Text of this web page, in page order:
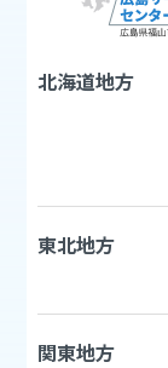
北海道地方
東北地方
関東地方